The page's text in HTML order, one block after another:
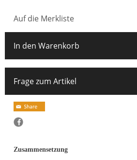
Auf die Merkliste
In den Warenkorb
Frage zum Artikel
Zusammensetzung